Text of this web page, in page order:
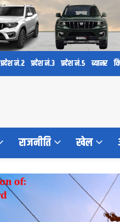
प्रदेश नं.२ प्रदेश नं.३ प्रदेश नं.५ ब्यानर
राजनीति खेल